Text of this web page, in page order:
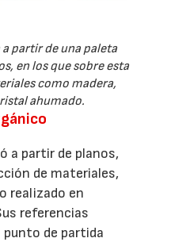
partir de una paleta
en los que sobre esta
como madera,
ahumado.
a partir de planos,
de materiales,
realizado en
referencias
de partida